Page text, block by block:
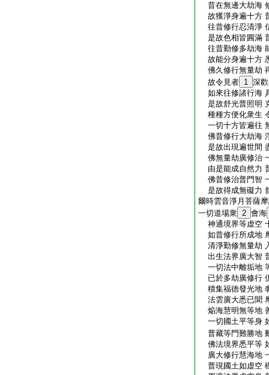
昔在無邊大劫海
故獲淨身遍十方
往昔修行忍清淨
是故色相皆圓滿
往昔勤修多劫海
故能分身遍十方
佛久修行無量劫
故令見者 1 深
如來往修諸行海
是故舒光普照明
種種方便化衆生
一切十方皆遍往
佛昔修行大劫海
是故出現遍世間
佛無量劫廣修治
由是能成自然力
佛昔修治普門智
是故得成無礙力
爾時雲音淨月菩薩
一切道場衆 2 會海
神通境界等虚空
如昔修行所成地
清淨勤修無量劫
出生法界廣大智
一切法中離垢地
已於多劫廣修行
積集福徳發光地
法雲廣大悉已聞
焔海慧明無等地
一切國土平等身
普藏等門難勝地
佛法境界悉平等
廣大修行慧海地
普現國土如虚空